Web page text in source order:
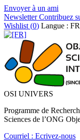
Envoyer à un ami
NewsletterContribuez
Wishlist (0) Langue : FR
OSI UNIVERS
Programme de
Sciences de l’ONG
Courriel : Ecrivez-nous